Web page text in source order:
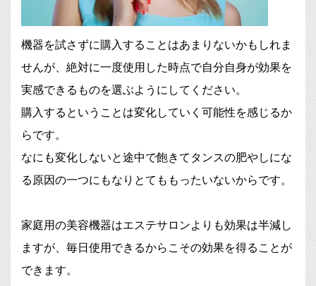
機器を試さずに購入することはあまりないかもしれま
せんが、絶対に一度使用した時点で自分自身が効果を
実感できるものを選ぶようにしてください。
購入するということは変化していく可能性を感じるか
らです。
なにも変化しないと途中で飽きてタンスの肥やしにな
る原因の一つにもなりとてももったいないからです。
家庭用の美容機器はエステサロンよりも効果は半減し
ますが、毎日使用できるからこその効果を得ることが
できます。